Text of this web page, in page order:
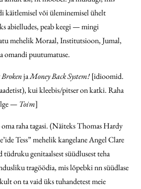
käitlemisel või üleminemisel ühelt
abielludes, peab keegi — mingi
mehelik Moraal, Institutsioon, Jumal,
omandi puutumatuse.
jaMoney Back System![idioomid.
kui kleebis/pitser on katki. Raha
— Toim]
raha tagasi. (Näiteks Thomas Hardy
Tess” mehelik kangelane Angel Clare
genitaalsest süüdlusest teha
tragöödia, mis lõpebki nn süüdlase
on ta vaid üks tuhandetest meie